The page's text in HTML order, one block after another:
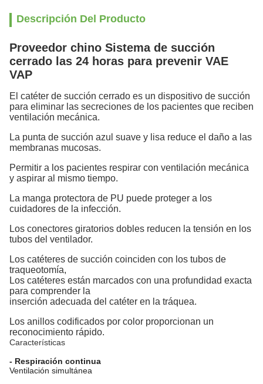
Descripción Del Producto
Proveedor chino Sistema de succión
cerrado las 24 horas para prevenir VAE
VAP
El catéter de succión cerrado es un dispositivo de succión
para eliminar las secreciones de los pacientes que reciben
ventilación mecánica.
La punta de succión azul suave y lisa reduce el daño a las
membranas mucosas.
Permitir a los pacientes respirar con ventilación mecánica
y aspirar al mismo tiempo.
La manga protectora de PU puede proteger a los
cuidadores de la infección.
Los conectores giratorios dobles reducen la tensión en los
tubos del ventilador.
Los catéteres de succión coinciden con los tubos de
traqueotomía,
Los catéteres están marcados con una profundidad exacta
para comprender la
inserción adecuada del catéter en la tráquea.
Los anillos codificados por color proporcionan un
reconocimiento rápido.
Características
- Respiración continua
Ventilación simultánea